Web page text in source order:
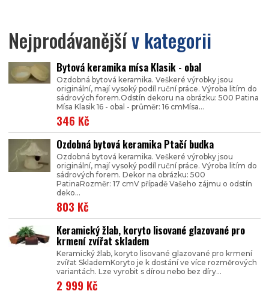
Nejprodávanějšív kategorii
Bytová keramika mísa Klasik - obal
Ozdobná bytová keramika. Veškeré výrobky jsou
originální, mají vysoký podíl ruční práce. Výroba litím do
sádrových forem.Odstín dekoru na obrázku: 500 Patina
Mísa Klasik 16 - obal - průměr: 16 cmMísa...
346 Kč
Ozdobná bytová keramika Ptačí budka
Ozdobná bytová keramika. Veškeré výrobky jsou
originální, mají vysoký podíl ruční práce. Výroba litím do
sádrových forem. Dekor na obrázku: 500
PatinaRozměr: 17 cmV případě Vašeho zájmu o odstín
deko...
803 Kč
Keramický žlab, koryto lisované glazované pro
krmení zvířat skladem
Keramický žlab, koryto lisované glazované pro krmení
zvířat SklademKoryto je k dostání ve více rozměrových
variantách. Lze vyrobit s dírou nebo bez díry...
2 999 Kč